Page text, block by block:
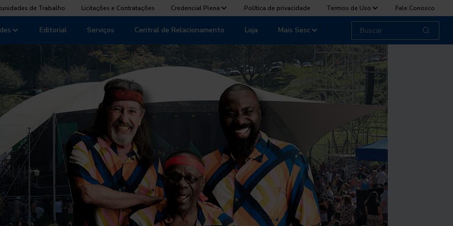
de Trabalho Licitações e Contratações Credencial Plena Política de privacidade Termos de Uso Fale Conosco
Editorial Serviços Central de Relacionamento Loja Mais Sesc